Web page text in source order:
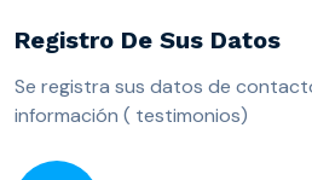
Registro De Sus Datos
Se registra sus datos de
información ( testimonios)